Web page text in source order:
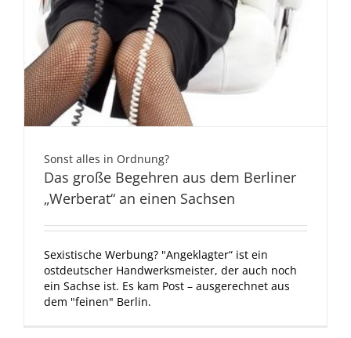
Sonst alles in Ordnung?
Das große Begehren aus dem Berliner
„Werberat“ an einen Sachsen
Sexistische Werbung? "Angeklagter“ ist ein
ostdeutscher Handwerksmeister, der auch noch
ein Sachse ist. Es kam Post – ausgerechnet aus
dem "feinen" Berlin.